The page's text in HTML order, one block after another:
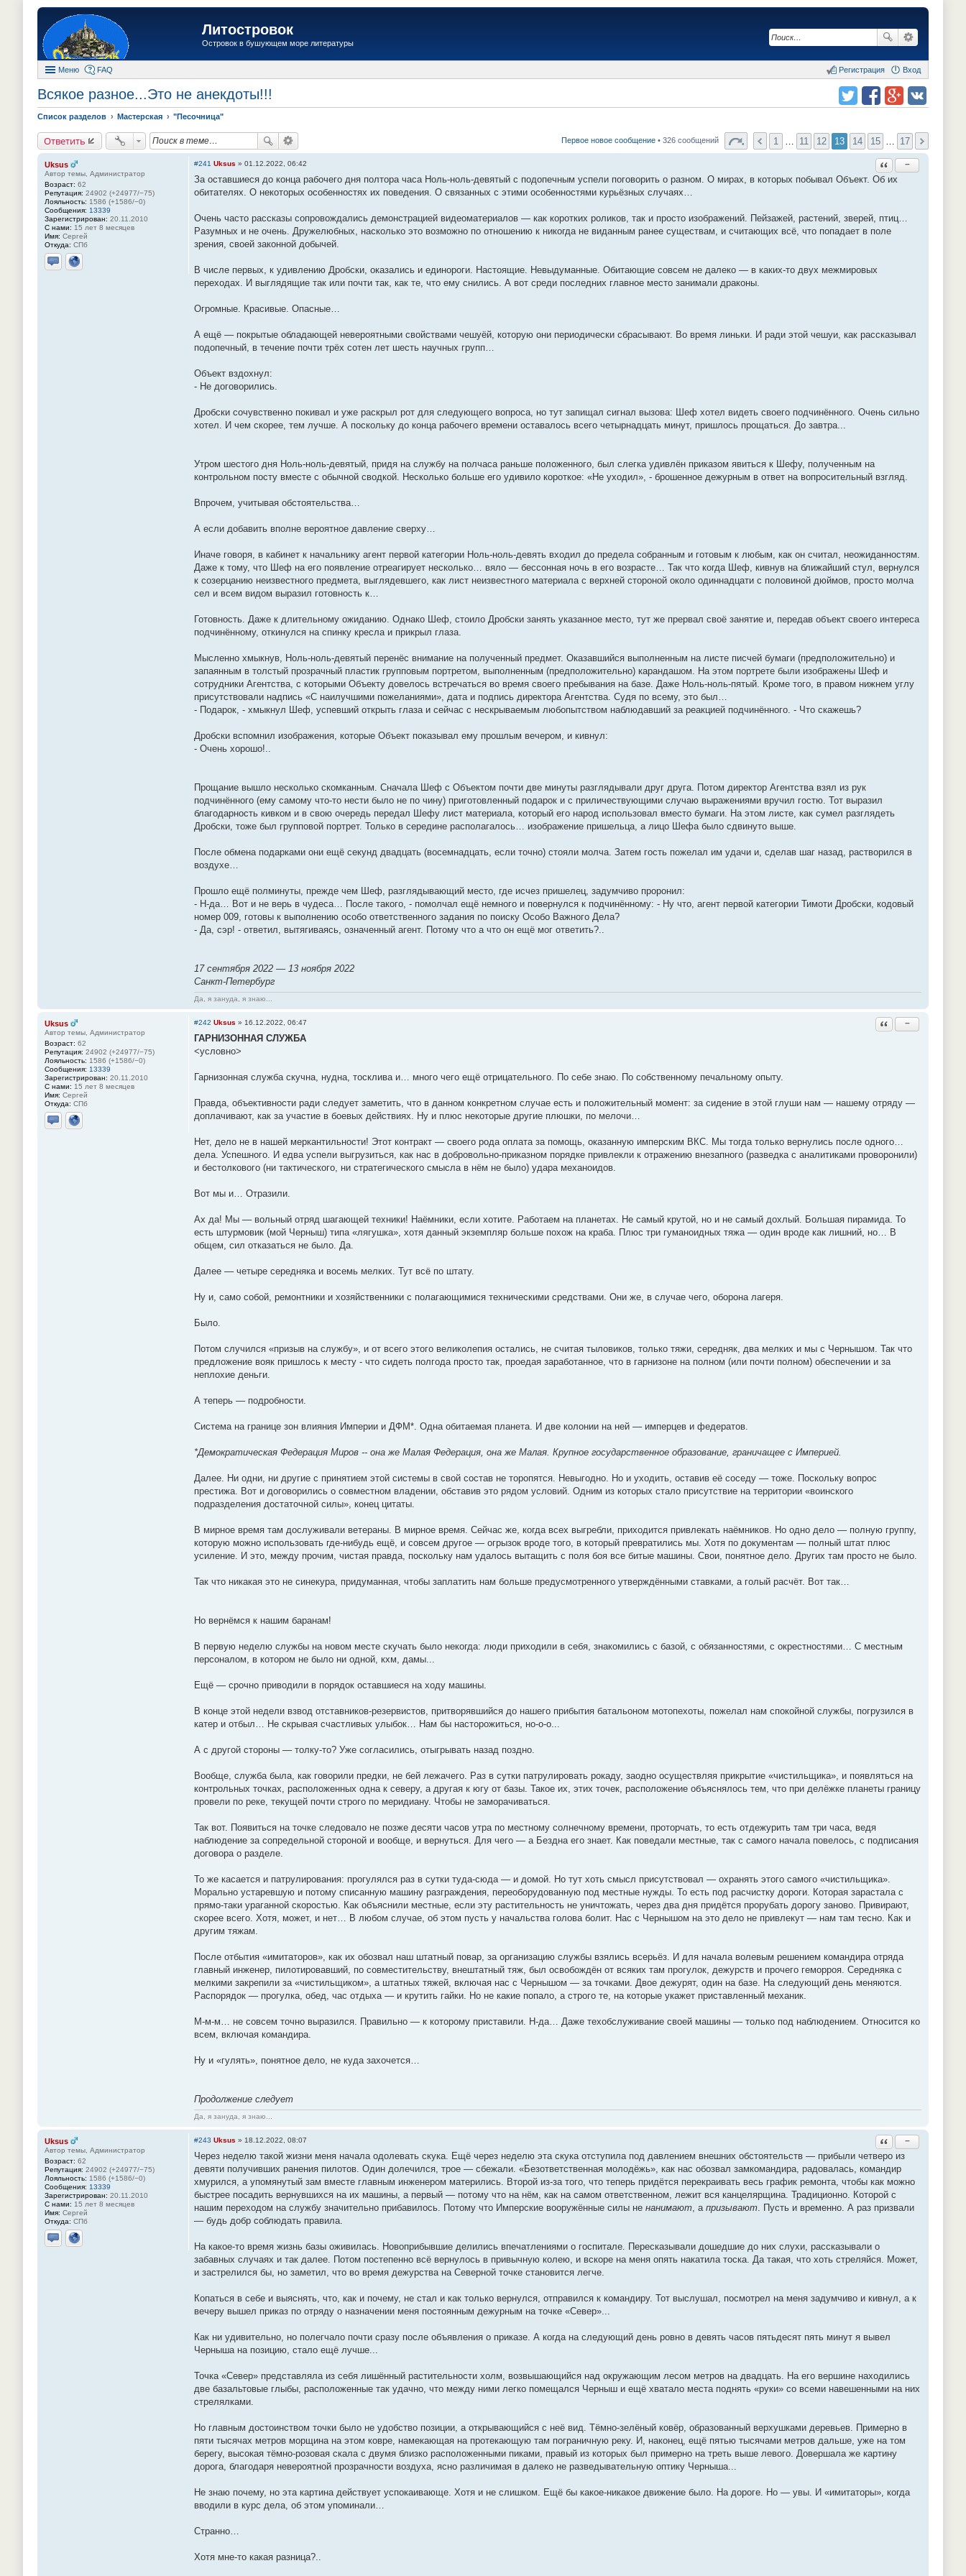
Литостровок
Островок в бушующем море литературы
Меню FAQ Вход
Регистрация
Всякое разное...Это не анекдоты!!!
Список разделов Мастерская "Песочница"
Ответить Первое новое сообщение • 326 сообщений 1 11 12 13 14 15 17
Uksus
Автор темы, Администратор
Возраст: 62
Репутация: 24902 (+24977/−75)
Лояльность: 1586 (+1586/−0)
Сообщения: 13339
Зарегистрирован: 20.11.2010
С нами: 15 лет 8 месяцев
Имя: Сергей
Откуда: СПб
Отправить личное сообщение
Сайт
Ответить с цитатой
−
#241 Uksus » 01.12.2022, 06:42
За оставшиеся до конца рабочего дня полтора часа Ноль-ноль-девятый с подопечным успели поговорить о разном. О мирах, в которых побывал Объект. Об их
обитателях. О некоторых особенностях их поведения. О связанных с этими особенностями курьёзных случаях…
Очень часто рассказы сопровождались демонстрацией видеоматериалов — как коротких роликов, так и просто изображений. Пейзажей, растений, зверей, птиц…
Разумных и не очень. Дружелюбных, насколько это возможно по отношению к никогда не виданным ранее существам, и считающих всё, что попадает в поле
зрения, своей законной добычей.
В числе первых, к удивлению Дробски, оказались и единороги. Настоящие. Невыдуманные. Обитающие совсем не далеко — в каких-то двух межмировых
переходах. И выглядящие так или почти так, как те, что ему снились. А вот среди последних главное место занимали драконы.
Огромные. Красивые. Опасные…
А ещё — покрытые обладающей невероятными свойствами чешуёй, которую они периодически сбрасывают. Во время линьки. И ради этой чешуи, как рассказывал
подопечный, в течение почти трёх сотен лет шесть научных групп…
Объект вздохнул:
- Не договорились.
Дробски сочувственно покивал и уже раскрыл рот для следующего вопроса, но тут запищал сигнал вызова: Шеф хотел видеть своего подчинённого. Очень сильно
хотел. И чем скорее, тем лучше. А поскольку до конца рабочего времени оставалось всего четырнадцать минут, пришлось прощаться. До завтра...
Утром шестого дня Ноль-ноль-девятый, придя на службу на полчаса раньше положенного, был слегка удивлён приказом явиться к Шефу, полученным на
контрольном посту вместе с обычной сводкой. Несколько больше его удивило короткое: «Не уходил», - брошенное дежурным в ответ на вопросительный взгляд.
Впрочем, учитывая обстоятельства…
А если добавить вполне вероятное давление сверху…
Иначе говоря, в кабинет к начальнику агент первой категории Ноль-ноль-девять входил до предела собранным и готовым к любым, как он считал, неожиданностям.
Даже к тому, что Шеф на его появление отреагирует несколько… вяло — бессонная ночь в его возрасте… Так что когда Шеф, кивнув на ближайший стул, вернулся
к созерцанию неизвестного предмета, выглядевшего, как лист неизвестного материала с верхней стороной около одиннадцати с половиной дюймов, просто молча
сел и всем видом выразил готовность к…
Готовность. Даже к длительному ожиданию. Однако Шеф, стоило Дробски занять указанное место, тут же прервал своё занятие и, передав объект своего интереса
подчинённому, откинулся на спинку кресла и прикрыл глаза.
Мысленно хмыкнув, Ноль-ноль-девятый перенёс внимание на полученный предмет. Оказавшийся выполненным на листе писчей бумаги (предположительно) и
запаянным в толстый прозрачный пластик групповым портретом, выполненным (предположительно) карандашом. На этом портрете были изображены Шеф и
сотрудники Агентства, с которыми Объекту довелось встречаться во время своего пребывания на базе. Даже Ноль-ноль-пятый. Кроме того, в правом нижнем углу
присутствовали надпись «С наилучшими пожеланиями», дата и подпись директора Агентства. Судя по всему, это был…
- Подарок, - хмыкнул Шеф, успевший открыть глаза и сейчас с нескрываемым любопытством наблюдавший за реакцией подчинённого. - Что скажешь?
Дробски вспомнил изображения, которые Объект показывал ему прошлым вечером, и кивнул:
- Очень хорошо!..
Прощание вышло несколько скомканным. Сначала Шеф с Объектом почти две минуты разглядывали друг друга. Потом директор Агентства взял из рук
подчинённого (ему самому что-то нести было не по чину) приготовленный подарок и с приличествующими случаю выражениями вручил гостю. Тот выразил
благодарность кивком и в свою очередь передал Шефу лист материала, который его народ использовал вместо бумаги. На этом листе, как сумел разглядеть
Дробски, тоже был групповой портрет. Только в середине располагалось… изображение пришельца, а лицо Шефа было сдвинуто выше.
После обмена подарками они ещё секунд двадцать (восемнадцать, если точно) стояли молча. Затем гость пожелал им удачи и, сделав шаг назад, растворился в
воздухе…
Прошло ещё полминуты, прежде чем Шеф, разглядывающий место, где исчез пришелец, задумчиво проронил:
- Н-да… Вот и не верь в чудеса… После такого, - помолчал ещё немного и повернулся к подчинённому: - Ну что, агент первой категории Тимоти Дробски, кодовый
номер 009, готовы к выполнению особо ответственного задания по поиску Особо Важного Дела?
- Да, сэр! - ответил, вытягиваясь, означенный агент. Потому что а что он ещё мог ответить?..
17 сентября 2022 — 13 ноября 2022
Санкт-Петербург
Да, я зануда, я знаю...
Uksus
Автор темы, Администратор
Возраст: 62
Репутация: 24902 (+24977/−75)
Лояльность: 1586 (+1586/−0)
Сообщения: 13339
Зарегистрирован: 20.11.2010
С нами: 15 лет 8 месяцев
Имя: Сергей
Откуда: СПб
Отправить личное сообщение
Сайт
Ответить с цитатой
−
#242 Uksus » 16.12.2022, 06:47
ГАРНИЗОННАЯ СЛУЖБА
<условно>
Гарнизонная служба скучна, нудна, тосклива и… много чего ещё отрицательного. По себе знаю. По собственному печальному опыту.
Правда, объективности ради следует заметить, что в данном конкретном случае есть и положительный момент: за сидение в этой глуши нам — нашему отряду —
доплачивают, как за участие в боевых действиях. Ну и плюс некоторые другие плюшки, по мелочи…
Нет, дело не в нашей меркантильности! Этот контракт — своего рода оплата за помощь, оказанную имперским ВКС. Мы тогда только вернулись после одного…
дела. Успешного. И едва успели выгрузиться, как нас в добровольно-приказном порядке привлекли к отражению внезапного (разведка с аналитиками проворонили)
и бестолкового (ни тактического, ни стратегического смысла в нём не было) удара механоидов.
Вот мы и… Отразили.
Ах да! Мы — вольный отряд шагающей техники! Наёмники, если хотите. Работаем на планетах. Не самый крутой, но и не самый дохлый. Большая пирамида. То
есть штурмовик (мой Черныш) типа «лягушка», хотя данный экземпляр больше похож на краба. Плюс три гуманоидных тяжа — один вроде как лишний, но… В
общем, сил отказаться не было. Да.
Далее — четыре середняка и восемь мелких. Тут всё по штату.
Ну и, само собой, ремонтники и хозяйственники с полагающимися техническими средствами. Они же, в случае чего, оборона лагеря.
Было.
Потом случился «призыв на службу», и от всего этого великолепия остались, не считая тыловиков, только тяжи, середняк, два мелких и мы с Чернышом. Так что
предложение вояк пришлось к месту - что сидеть полгода просто так, проедая заработанное, что в гарнизоне на полном (или почти полном) обеспечении и за
неплохие деньги.
А теперь — подробности.
Система на границе зон влияния Империи и ДФМ*. Одна обитаемая планета. И две колонии на ней — имперцев и федератов.
*Демократическая Федерация Миров -- она же Малая Федерация, она же Малая. Крупное государственное образование, граничащее с Империей.
Далее. Ни одни, ни другие с принятием этой системы в свой состав не торопятся. Невыгодно. Но и уходить, оставив её соседу — тоже. Поскольку вопрос
престижа. Вот и договорились о совместном владении, обставив это рядом условий. Одним из которых стало присутствие на территории «воинского
подразделения достаточной силы», конец цитаты.
В мирное время там дослуживали ветераны. В мирное время. Сейчас же, когда всех выгребли, приходится привлекать наёмников. Но одно дело — полную группу,
которую можно использовать где-нибудь ещё, и совсем другое — огрызок вроде того, в который превратились мы. Хотя по документам — полный штат плюс
усиление. И это, между прочим, чистая правда, поскольку нам удалось вытащить с поля боя все битые машины. Свои, понятное дело. Других там просто не было.
Так что никакая это не синекура, придуманная, чтобы заплатить нам больше предусмотренного утверждёнными ставками, а голый расчёт. Вот так…
Но вернёмся к нашим баранам!
В первую неделю службы на новом месте скучать было некогда: люди приходили в себя, знакомились с базой, с обязанностями, с окрестностями… С местным
персоналом, в котором не было ни одной, кхм, дамы...
Ещё — срочно приводили в порядок оставшиеся на ходу машины.
В конце этой недели взвод отставников-резервистов, притворявшийся до нашего прибытия батальоном мотопехоты, пожелал нам спокойной службы, погрузился в
катер и отбыл… Не скрывая счастливых улыбок… Нам бы насторожиться, но-о-о...
А с другой стороны — толку-то? Уже согласились, отыгрывать назад поздно.
Вообще, служба была, как говорили предки, не бей лежачего. Раз в сутки патрулировать рокаду, заодно осуществляя прикрытие «чистильщика», и появляться на
контрольных точках, расположенных одна к северу, а другая к югу от базы. Такое их, этих точек, расположение объяснялось тем, что при делёжке планеты границу
провели по реке, текущей почти строго по меридиану. Чтобы не заморачиваться.
Так вот. Появиться на точке следовало не позже десяти часов утра по местному солнечному времени, проторчать, то есть отдежурить там три часа, ведя
наблюдение за сопредельной стороной и вообще, и вернуться. Для чего — а Бездна его знает. Как поведали местные, так с самого начала повелось, с подписания
договора о разделе.
То же касается и патрулирования: прогулялся раз в сутки туда-сюда — и домой. Но тут хоть смысл присутствовал — охранять этого самого «чистильщика».
Морально устаревшую и потому списанную машину разграждения, переоборудованную под местные нужды. То есть под расчистку дороги. Которая зарастала с
прямо-таки ураганной скоростью. Как объяснили местные, если эту растительность не уничтожать, через два дня придётся прорубать дорогу заново. Привирают,
скорее всего. Хотя, может, и нет… В любом случае, об этом пусть у начальства голова болит. Нас с Чернышом на это дело не привлекут — нам там тесно. Как и
другим тяжам.
После отбытия «имитаторов», как их обозвал наш штатный повар, за организацию службы взялись всерьёз. И для начала волевым решением командира отряда
главный инженер, пилотировавший, по совместительству, внештатный тяж, был освобождён от всяких там прогулок, дежурств и прочего геморроя. Середняка с
мелкими закрепили за «чистильщиком», а штатных тяжей, включая нас с Чернышом — за точками. Двое дежурят, один на базе. На следующий день меняются.
Распорядок — прогулка, обед, час отдыха — и крутить гайки. Но не какие попало, а строго те, на которые укажет приставленный механик.
М-м-м… не совсем точно выразился. Правильно — к которому приставили. Н-да… Даже техобслуживание своей машины — только под наблюдением. Относится ко
всем, включая командира.
Ну и «гулять», понятное дело, не куда захочется…
Продолжение следует
Да, я зануда, я знаю...
Uksus
Автор темы, Администратор
Возраст: 62
Репутация: 24902 (+24977/−75)
Лояльность: 1586 (+1586/−0)
Сообщения: 13339
Зарегистрирован: 20.11.2010
С нами: 15 лет 8 месяцев
Имя: Сергей
Откуда: СПб
Отправить личное сообщение
Сайт
Ответить с цитатой
−
#243 Uksus » 18.12.2022, 08:07
Через неделю такой жизни меня начала одолевать скука. Ещё через неделю эта скука отступила под давлением внешних обстоятельств — прибыли четверо из
девяти получивших ранения пилотов. Один долечился, трое — сбежали. «Безответственная молодёжь», как нас обозвал замкомандира, радовалась, командир
хмурился, а упомянутый зам вместе главным инженером матерились. Второй из-за того, что теперь придётся перекраивать весь график ремонта, чтобы как можно
быстрее посадить вернувшихся на их машины, а первый — потому что на нём, как на самом ответственном, лежит вся канцелярщина. Традиционно. Которой с
нашим переходом на службу значительно прибавилось. Потому что Имперские вооружённые силы не нанимают, а призывают. Пусть и временно. А раз призвали
— будь добр соблюдать правила.
На какое-то время жизнь базы оживилась. Новоприбывшие делились впечатлениями о госпитале. Пересказывали дошедшие до них слухи, рассказывали о
забавных случаях и так далее. Потом постепенно всё вернулось в привычную колею, и вскоре на меня опять накатила тоска. Да такая, что хоть стреляйся. Может,
и застрелился бы, но заметил, что во время дежурства на Северной точке становится легче.
Копаться в себе и выяснять, что, как и почему, не стал и как только вернулся, отправился к командиру. Тот выслушал, посмотрел на меня задумчиво и кивнул, а к
вечеру вышел приказ по отряду о назначении меня постоянным дежурным на точке «Север»...
Как ни удивительно, но полегчало почти сразу после объявления о приказе. А когда на следующий день ровно в девять часов пятьдесят пять минут я вывел
Черныша на позицию, стало ещё лучше...
Точка «Север» представляла из себя лишённый растительности холм, возвышающийся над окружающим лесом метров на двадцать. На его вершине находились
две базальтовые глыбы, расположенные так удачно, что между ними легко помещался Черныш и ещё хватало места поднять «руки» со всеми навешенными на них
стрелялками.
Но главным достоинством точки было не удобство позиции, а открывающийся с неё вид. Тёмно-зелёный ковёр, образованный верхушками деревьев. Примерно в
пяти тысячах метров морщина на этом ковре, намекающая на протекающую там пограничную реку. И, наконец, ещё пятью тысячами метров дальше, уже на том
берегу, высокая тёмно-розовая скала с двумя близко расположенными пиками, правый из которых был примерно на треть выше левого. Довершала же картину
дорога, благодаря невероятной прозрачности воздуха, ясно различимая в далеко не разведывательную оптику Черныша...
Не знаю почему, но эта картина действует успокаивающе. Хотя и не слишком. Ещё бы какое-никакое движение было. На дороге. Но — увы. И «имитаторы», когда
вводили в курс дела, об этом упоминали…
Странно…
Хотя мне-то какая разница?..